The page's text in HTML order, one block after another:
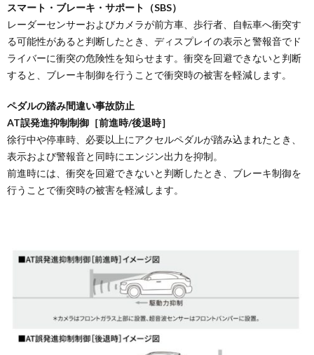
MX-
30の
車中
泊向
けア
フタ
ット
品
5.1.
市販カ
ーテン
5.2.
その他
購入
スマート・ブレーキ・サポート（SBS）
レーダーセンサーおよびカメラが前方車、歩行者、自転車へ衝突す
る可能性があると判断したとき、ディスプレイの表示と警報音でド
ライバーに衝突の危険性を知らせます。衝突を回避できないと判断
すると、ブレーキ制御を行うことで衝突時の被害を軽減します。
ペダルの踏み間違い事故防止
AT誤発進抑制制御［前進時/後退時］
徐行中や停車時、必要以上にアクセルペダルが踏み込まれたとき、
表示および警報音と同時にエンジン出力を抑制。
前進時には、衝突を回避できないと判断したとき、ブレーキ制御を
行うことで衝突時の被害を軽減します。